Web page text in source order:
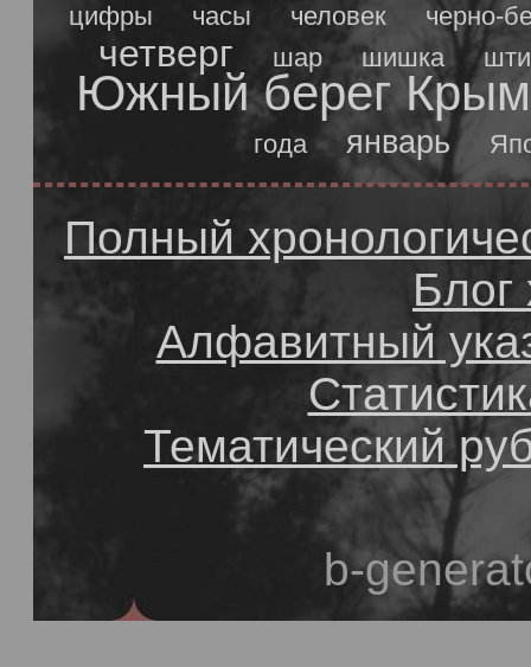
цифры часы человек черно-
четверг шар шишка
Южный берег
года январь
Полный
Блог
Алфавитный
Тематический
b-